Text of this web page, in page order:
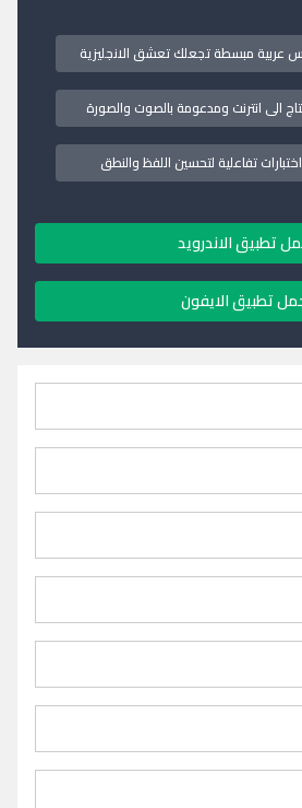
عربية مبسطة تجعلك تعشق الانجليزية
الى انترنت ومدعومة بالصوت والصورة
تطبيق الاندرويد
تطبيق الايفون